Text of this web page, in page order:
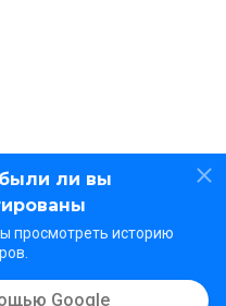
ли вы
просмотреть историю
Google